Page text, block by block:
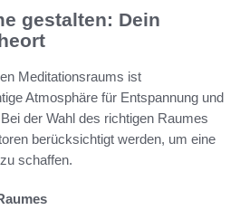
gestalten: Dein
Meditationsraums ist
Atmosphäre für Entspannung und
der Wahl des richtigen Raumes
berücksichtigt werden, um eine
schaffen.